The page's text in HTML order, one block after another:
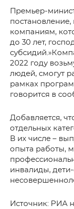
Премьер-
компаниям,
до 30 лет,
2022 году
людей, смогут
рамках
говорится в
Добавляется,
отдельных
В их числе –
опыта работы,
инвалиды,
Источник: РИА